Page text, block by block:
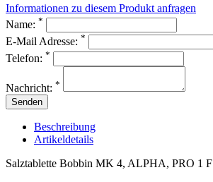
Informationen zu diesem Produkt anfragen
Name: *
E-Mail Adresse: *
Telefon: *
Nachricht: *
Senden
Beschreibung
Artikeldetails
Salztablette Bobbin MK 4, ALPHA, PRO 1 F